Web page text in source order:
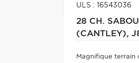
ULS : 16543036
28 CH.
(CANTLEY),
Magnifique terrain